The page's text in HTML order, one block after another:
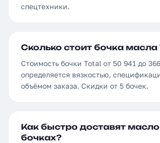
спецтехники.
Сколько стоит бочка масла
Стоимость бочки Total от 50 941 до
определяется вязкостью,
объёмом заказа. Скидки от 5 бочек.
Как быстро доставят
бочках?